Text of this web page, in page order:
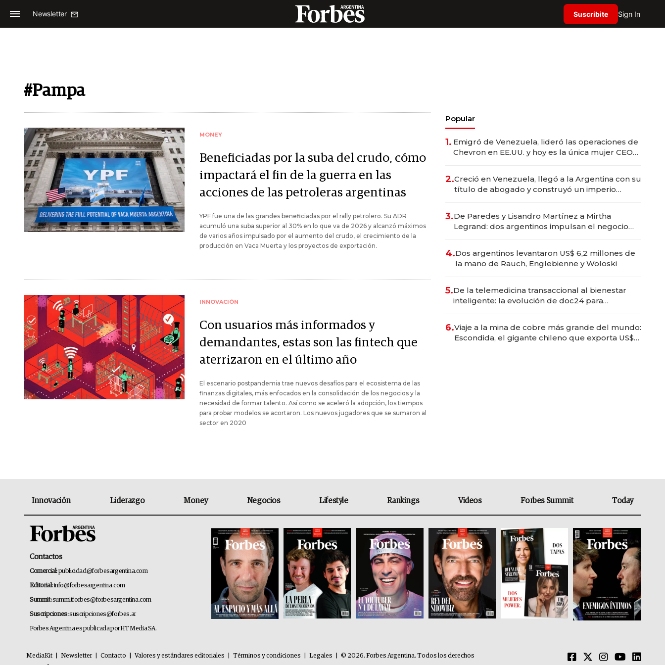
Newsletter Suscribite Sign In
#Pampa
MONEY
Beneficiadas por la suba del crudo, cómo
impactará el fin de la guerra en las
acciones de las petroleras argentinas
YPF fue una de las grandes beneficiadas por el rally petrolero. Su ADR
acumuló una suba superior al 30% en lo que va de 2026 y alcanzó máximos
de varios años impulsado por el aumento del crudo, el crecimiento de la
producción en Vaca Muerta y los proyectos de exportación.
INNOVACIÓN
Con usuarios más informados y
demandantes, estas son las fintech que
aterrizaron en el último año
El escenario postpandemia trae nuevos desafíos para el ecosistema de las
finanzas digitales, más enfocados en la consolidación de los negocios y la
necesidad de formar talento. Así como se aceleró la adopción, los tiempos
para probar modelos se acortaron. Los nuevos jugadores que se sumaron al
sector en 2020
Popular
1. Emigró de Venezuela, lideró las operaciones de
Chevron en EE.UU. y hoy es la única mujer CEO
2.Creció en Venezuela, llegó a la Argentina con su
título de abogado y construyó un imperio
3.De Paredes y Lisandro Martínez a Mirtha
Legrand: dos argentinos impulsan el negocio
4.Dos argentinos levantaron US$ 6,2 millones de
la mano de Rauch, Englebienne y Woloski
5.De la telemedicina transaccional al bienestar
inteligente: la evolución de doc24 para
6.Viaje a la mina de cobre más grande del mundo:
Escondida, el gigante chileno que exporta US$
Innovación Liderazgo Money Negocios Lifestyle Rankings Videos Forbes Summit Today
Contactos
Comercial:publicidad@forbesargentina.com
Editorial:info@forbesargentina.com
Summit:summitforbes@forbesargentina.com
Suscripciones:suscripciones@forbes.ar
Forbes Argentina es publicada por HT Media SA.
MediaKit Newsletter Contacto Valores y estándares editoriales Términos y condiciones Legales
© 2026. Forbes Argentina. Todos los derechos